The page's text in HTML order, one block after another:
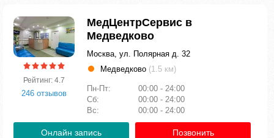
Рейтинг: 4.7
246 отзывов
МедЦентрСервис в
Медведково
Москва, ул. Полярная д. 32
Медведково (1.5 км)
Пн-Пт:
00:00 - 24:00
Сб:
00:00 - 24:00
Вс:
00:00 - 24:00
Онлайн запись Позвонить